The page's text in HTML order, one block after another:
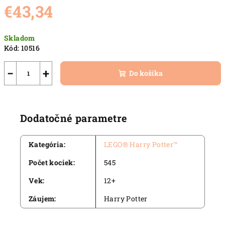
€43,34
cena:
Skladom
Kód: 10516
+
− Do košíka
Dodatočné parametre
Kategória:
LEGO® Harry Potter™
Počet kociek:
545
Vek:
12+
Záujem: Harry Potter